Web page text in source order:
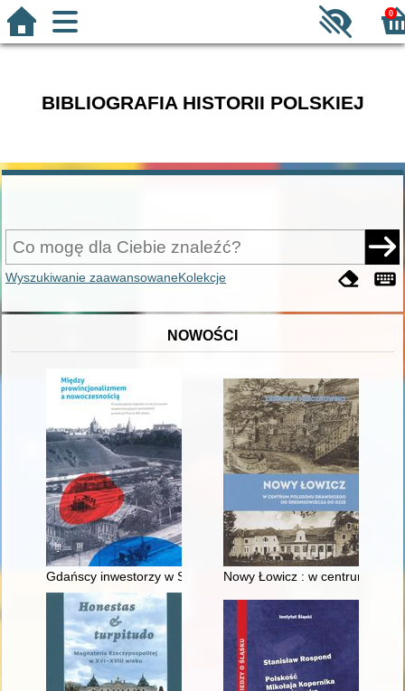
0
BIBLIOGRAFIA HISTORII POLSKIEJ
Wyszukiwanie zaawansowaneKolekcje
NOWOŚCI
Gdańscy inwestorzy w Sopocie : prestiż finansowy i
Nowy Łowicz : w centrum